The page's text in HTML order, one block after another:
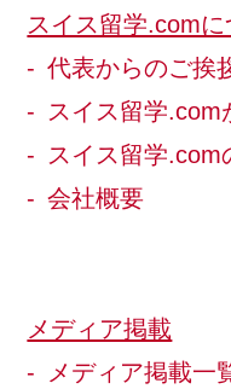
スイス留学.comに
代表からのご挨
スイス留学.com
スイス留学.com
会社概要
メディア掲載
メディア掲載一